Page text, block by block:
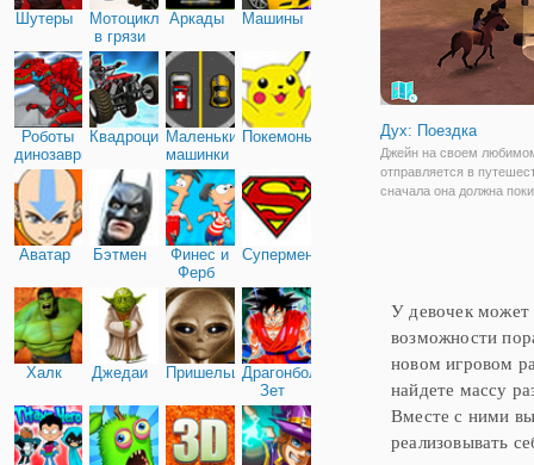
Шутеры
Мотоциклы
в грязи
Аркады Машины
Роботы
динозавры
КвадроциклыМаленькие
машинки
Покемоны
Аватар Бэтмен
Финес и
Ферб
Супермен
Халк Джедаи ПришельцыДрагонболл
Зет
Дух: Поездка
Джейн на своем
отправляется в
сначала она должна
У девочек может
возможности
новом игровом
найдете массу
Вместе с ними вы
реализовывать